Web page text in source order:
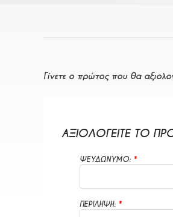
Γίνετε ο πρώτος που θα
ΑΞΙΟΛΟΓΕΊΤΕ ΤΟ
ΨΕΥΔΩΝΥΜΟ:
ΠΕΡΙΛΗΨΗ: